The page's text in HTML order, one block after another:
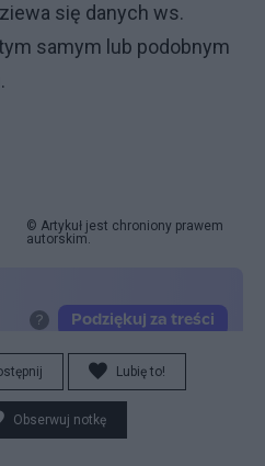
się danych ws.
samym lub podobnym
© Artykuł jest chroniony prawem
autorskim.
Lubię to!
Obserwuj notkę